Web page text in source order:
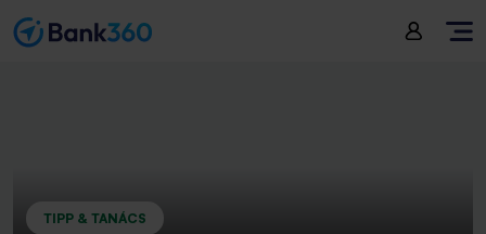
TIPP & TANÁCS